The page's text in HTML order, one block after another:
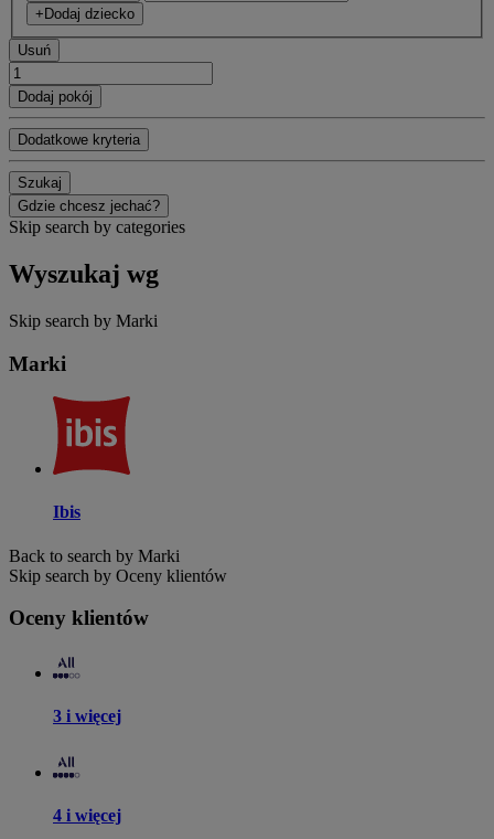
+Dodaj dziecko
Usuń
Dodaj pokój
Dodatkowe kryteria
Szukaj
Gdzie chcesz jechać?
Skip search by categories
Wyszukaj wg
Skip search by Marki
Marki
Ibis
Back to search by Marki
Skip search by Oceny klientów
Oceny klientów
3 i więcej
4 i więcej